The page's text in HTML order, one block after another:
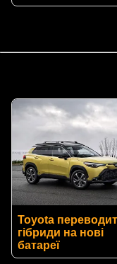
Toyota
гібриди на нові
батареї